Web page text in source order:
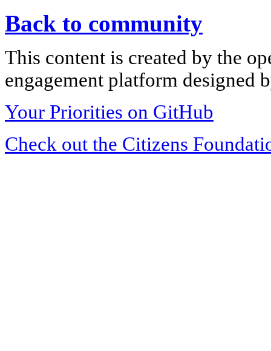
Back to community
This content is created by the
engagement platform designed
Your Priorities on GitHub
Check out the Citizens